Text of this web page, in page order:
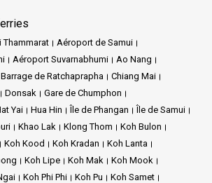
Thammarat
Aéroport de Samui
Aéroport Suvarnabhumi
Ao Nang
Barrage de Ratchaprapha
Chiang Mai
Donsak
Gare de Chumphon
Yai Hua Hin Île de Phangan
Île de Samui
Khao Lak Klong Thom
Koh Bulon
Koh Kood Koh Kradan
Koh Lanta
Koh Lipe Koh Mak
Koh Mook
Koh Phi Phi Koh Pu
Koh Samet